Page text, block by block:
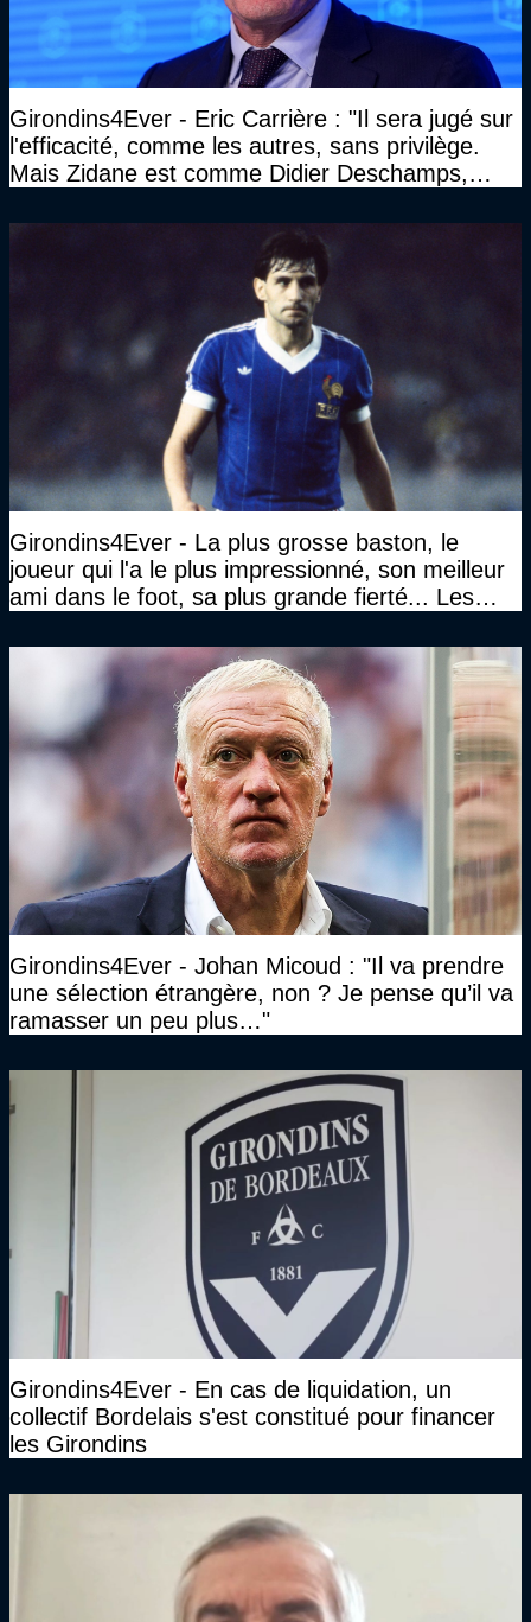
Girondins4Ever - Eric Carrière : "Il sera jugé sur
l'efficacité, comme les autres, sans privilège.
Mais Zidane est comme Didier Deschamps,
Girondins4Ever - La plus grosse baston, le
joueur qui l'a le plus impressionné, son meilleur
ami dans le foot, sa plus grande fierté... Les
Girondins4Ever - Johan Micoud : "Il va prendre
une sélection étrangère, non ? Je pense qu’il va
ramasser un peu plus…"
Girondins4Ever - En cas de liquidation, un
collectif Bordelais s'est constitué pour financer
les Girondins